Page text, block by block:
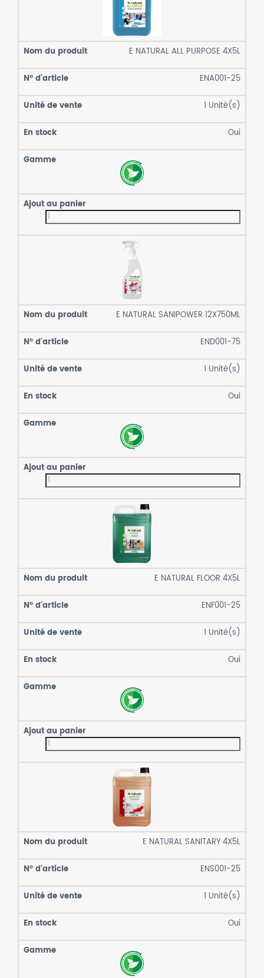
E NATURAL ALL PURPOSE 4X5L
ENA001-25
1 Unité(s)
Oui
E NATURAL SANIPOWER 12X750ML
END001-75
1 Unité(s)
Oui
E NATURAL FLOOR 4X5L
ENF001-25
1 Unité(s)
Oui
E NATURAL SANITARY 4X5L
ENS001-25
1 Unité(s)
Oui